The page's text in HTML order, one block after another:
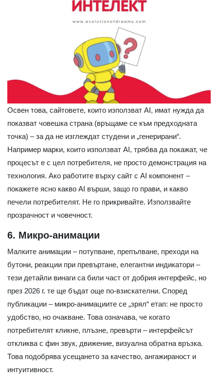
Освен това, сайтовете, които използват AI, имат нужда да
показват човешка страна (връщаме се към предходната
точка) – за да не изглеждат студени и „генерирани“.
Например марки, които използват AI, трябва да покажат, че
процесът е с цел потребителя, не просто демонстрация на
технология. Ако работите върху сайт с AI компонент –
покажете ясно какво AI върши, защо го прави, и какво
печели потребителят. Не го прикривайте. Използвайте
прозрачност и човечност.
6. Микро-анимации
Малките анимации – потупване, препълване, преходи на
бутони, реакции при превъртане, елегантни индикатори –
тези детайли винаги са били част от добрия интерфейс, но
през 2026 г. те ще бъдат още по-взискателни. Според
публикации – микро-анимациите се „зрял“ етап: не просто
удобство, но очакване. Това означава, че когато
потребителят кликне, плъзне, превърти – интерфейсът
откликва с фин звук, движение, визуална обратна връзка.
Това подобрява усещането за качество, ангажираност и
интуитивност.